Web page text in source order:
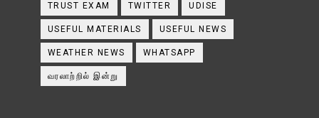
TRUST EXAM TWITTER UDISE
USEFUL MATERIALS USEFUL NEWS
WEATHER NEWS WHATSAPP
வரலாற்றில் இன்று